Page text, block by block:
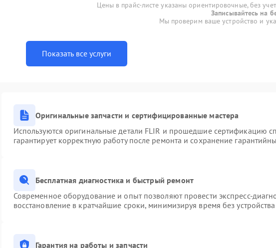
Цены в прайс-листе указаны ориентировочные, без
Записывайтесь на
Мы проверим ваше устройство и
Показать все услуги
Оригинальные запчасти и сертифицированные мастера
Используются оригинальные детали FLIR и прошедшие сертификацию
гарантирует корректную работу после ремонта и сохранение
Бесплатная диагностика и быстрый ремонт
Современное оборудование и опыт позволяют провести экспресс-
восстановление в кратчайшие сроки, минимизируя время без устройства
Гарантия на работы и запчасти